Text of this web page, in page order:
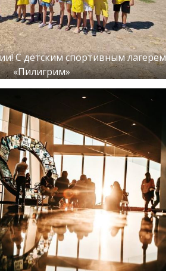
С детским спортивным лагерем
«Пилигрим»